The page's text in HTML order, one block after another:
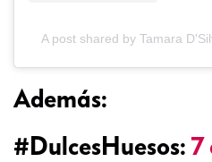
A post shared by Tamara
Además:
#DulcesHuesos: 7